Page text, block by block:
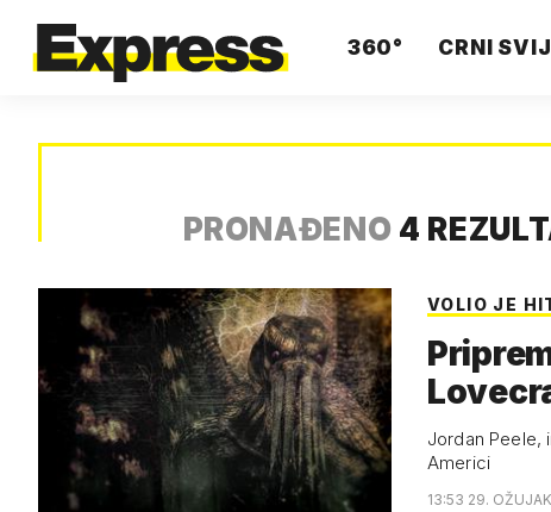
360° CRNI
PRONAĐENO 4
VOLIO JE
Jordan Peele,
Americi
13:53 29.